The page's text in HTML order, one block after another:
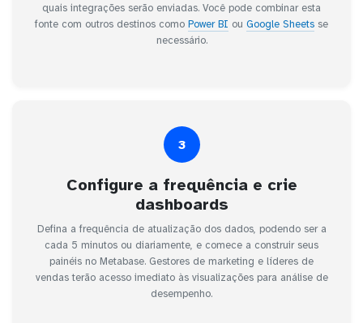
quais integrações serão enviadas. Você pode combinar esta
fonte com outros destinos como Power BI ou Google Sheets se
necessário.
3
Configure a frequência e crie
dashboards
Defina a frequência de atualização dos dados, podendo ser a
cada 5 minutos ou diariamente, e comece a construir seus
painéis no Metabase. Gestores de marketing e líderes de
vendas terão acesso imediato às visualizações para análise de
desempenho.